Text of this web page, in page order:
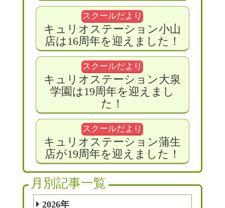
スクールだより
キュリオステーション小山
店は16周年を迎えました！
スクールだより
キュリオステーション大泉
学園は19周年を迎えまし
た！
スクールだより
キュリオステーション蒲生
店が19周年を迎えました！
月別記事一覧
2026年